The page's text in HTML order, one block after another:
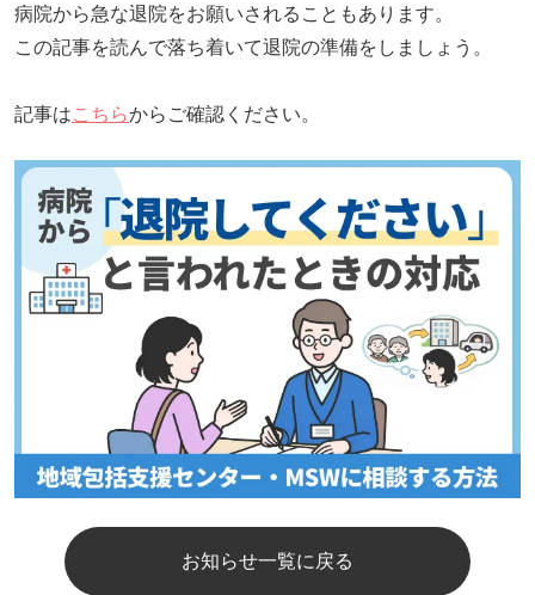
SNSでケアポケの最新情報を配信中！
病院から急な退院をお願いされることもあります。
この記事を読んで落ち着いて退院の準備をしましょう。
記事はこちらからご確認ください。
お知らせ一覧に戻る